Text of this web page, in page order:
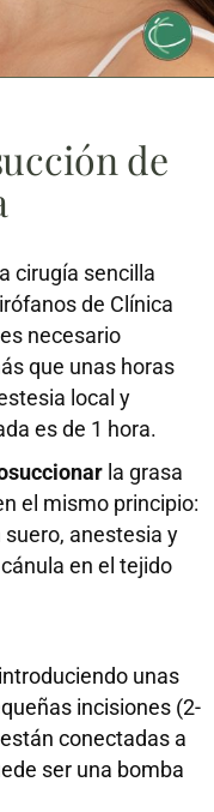
de
cirugía sencilla
de Clínica
necesario
que unas horas
local y
es de 1 hora.
la grasa
el mismo principio:
anestesia y
en el tejido
unas
incisiones (2-
conectadas a
ser una bomba